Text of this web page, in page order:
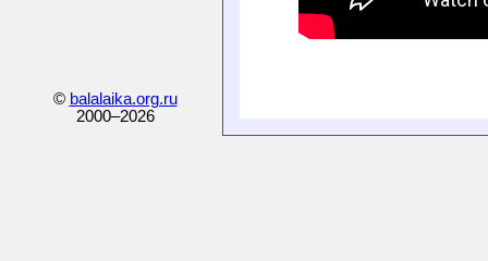
© balalaika.org.ru
2000–2026